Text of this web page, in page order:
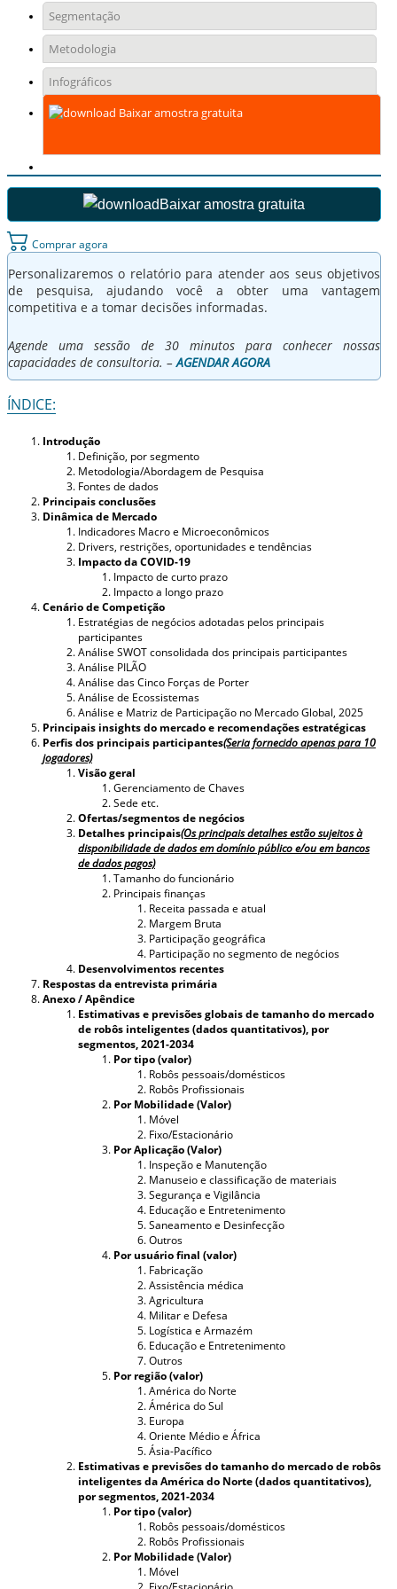
Segmentação
Metodologia
Infográficos
Baixar amostra gratuita
Baixar amostra gratuita
Comprar agora
Personalizaremos o relatório para atender aos seus objetivos
de pesquisa, ajudando você a obter uma vantagem
competitiva e a tomar decisões informadas.
Agende uma sessão de 30 minutos para conhecer nossas
capacidades de consultoria. –AGENDAR AGORA
ÍNDICE:
Introdução
Definição, por segmento
Metodologia/Abordagem de Pesquisa
Fontes de dados
Principais conclusões
Dinâmica de Mercado
Indicadores Macro e Microeconômicos
Drivers, restrições, oportunidades e tendências
Impacto da COVID-19
Impacto de curto prazo
Impacto a longo prazo
Cenário de Competição
Estratégias de negócios adotadas pelos principais
participantes
Análise SWOT consolidada dos principais participantes
Análise PILÃO
Análise das Cinco Forças de Porter
Análise de Ecossistemas
Análise e Matriz de Participação no Mercado Global, 2025
Principais insights do mercado e recomendações estratégicas
Perfis dos principais participantes(Seria fornecido apenas para 10
jogadores)
Visão geral
Gerenciamento de Chaves
Sede etc.
Ofertas/segmentos de negócios
Detalhes principais(Os principais detalhes estão sujeitos à
disponibilidade de dados em domínio público e/ou em bancos
de dados pagos)
Tamanho do funcionário
Principais finanças
Receita passada e atual
Margem Bruta
Participação geográfica
Participação no segmento de negócios
Desenvolvimentos recentes
Respostas da entrevista primária
Anexo / Apêndice
Estimativas e previsões globais de tamanho do mercado
de robôs inteligentes (dados quantitativos), por
segmentos, 2021-2034
Por tipo (valor)
Robôs pessoais/domésticos
Robôs Profissionais
Por Mobilidade (Valor)
Móvel
Fixo/Estacionário
Por Aplicação (Valor)
Inspeção e Manutenção
Manuseio e classificação de materiais
Segurança e Vigilância
Educação e Entretenimento
Saneamento e Desinfecção
Outros
Por usuário final (valor)
Fabricação
Assistência médica
Agricultura
Militar e Defesa
Logística e Armazém
Educação e Entretenimento
Outros
Por região (valor)
América do Norte
Ámérica do Sul
Europa
Oriente Médio e África
Ásia-Pacífico
Estimativas e previsões do tamanho do mercado de robôs
inteligentes da América do Norte (dados quantitativos),
por segmentos, 2021-2034
Por tipo (valor)
Robôs pessoais/domésticos
Robôs Profissionais
Por Mobilidade (Valor)
Móvel